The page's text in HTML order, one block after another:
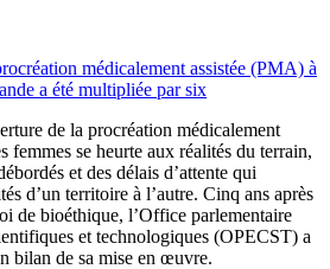
médicalement assistée (PMA) à
a été multipliée par six
de la procréation médicalement
femmes se heurte aux réalités du terrain,
et des délais d’attente qui
d’un territoire à l’autre. Cinq ans après
de bioéthique, l’Office parlementaire
et technologiques (OPECST) a
bilan de sa mise en œuvre.